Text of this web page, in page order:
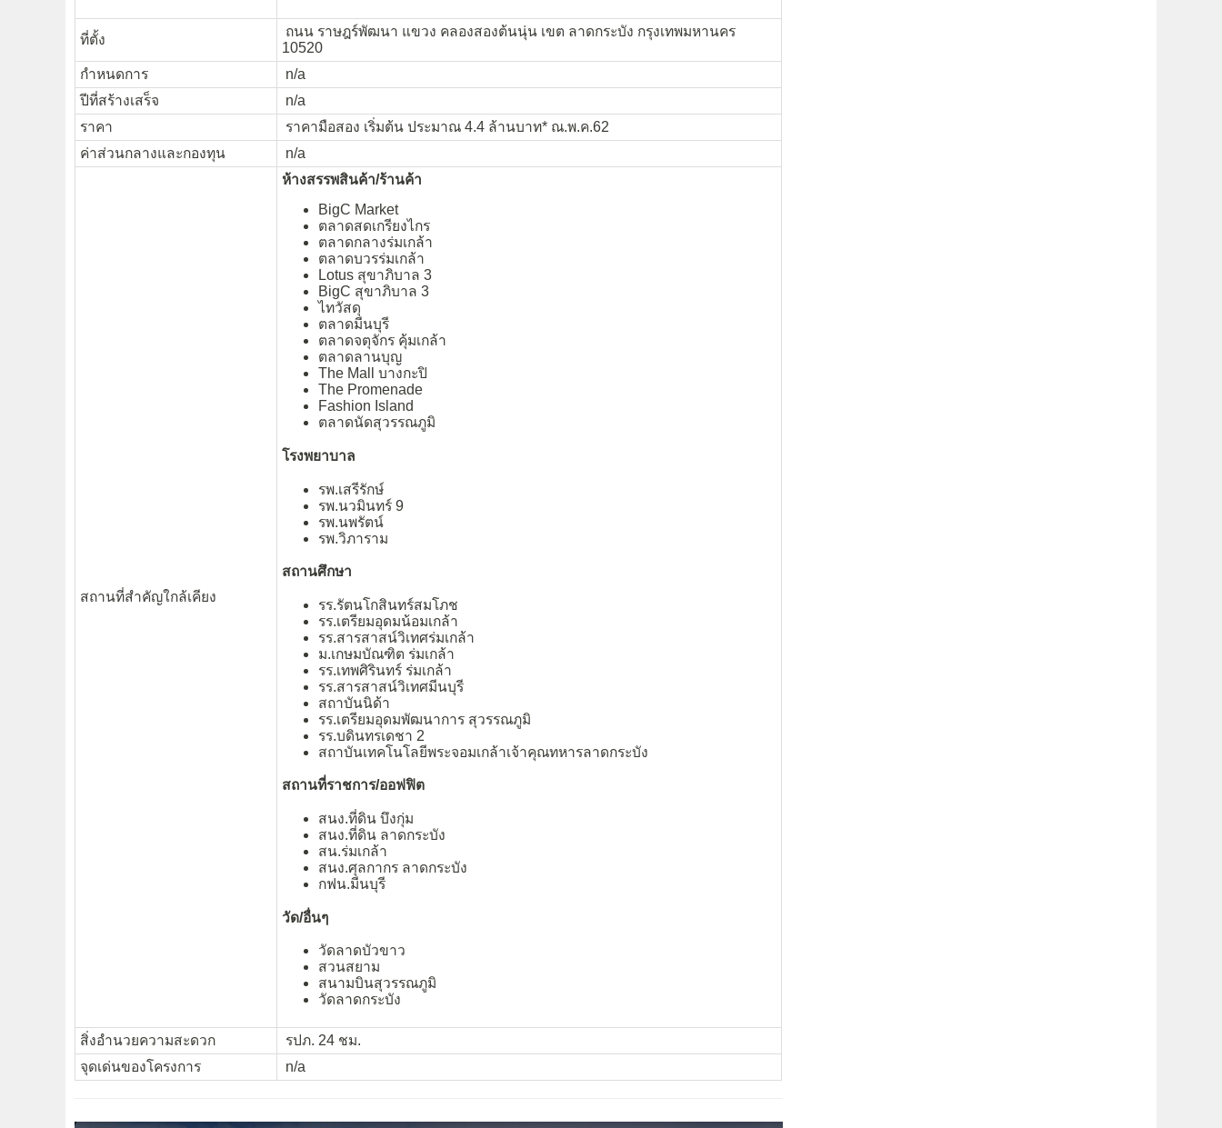
ที่ตั้ง
ถนน ราษฎร์พัฒนา แขวง คลองสองต้นนุ่น เขต ลาดกระบัง กรุงเทพมหานคร
10520
กำหนดการ
n/a
ปีที่สร้างเสร็จ
n/a
ราคา
ราคามือสอง เริ่มต้น ประมาณ 4.4 ล้านบาท* ณ.พ.ค.62
ค่าส่วนกลางและกองทุน
n/a
สถานที่สำคัญใกล้เคียง
ห้างสรรพสินค้า/ร้านค้า
BigC Market
ตลาดสดเกรียงไกร
ตลาดกลางร่มเกล้า
ตลาดบวรร่มเกล้า
Lotus สุขาภิบาล 3
BigC สุขาภิบาล 3
ไทวัสดุ
ตลาดมีนบุรี
ตลาดจตุจักร คุ้มเกล้า
ตลาดลานบุญ
The Mall บางกะปิ
The Promenade
Fashion Island
ตลาดนัดสุวรรณภูมิ
โรงพยาบาล
รพ.เสรีรักษ์
รพ.นวมินทร์ 9
รพ.นพรัตน์
รพ.วิภาราม
สถานศึกษา
รร.รัตนโกสินทร์สมโภช
รร.เตรียมอุดมน้อมเกล้า
รร.สารสาสน์วิเทศร่มเกล้า
ม.เกษมบัณฑิต ร่มเกล้า
รร.เทพศิรินทร์ ร่มเกล้า
รร.สารสาสน์วิเทศมีนบุรี
สถาบันนิด้า
รร.เตรียมอุดมพัฒนาการ สุวรรณภูมิ
รร.บดินทรเดชา 2
สถาบันเทคโนโลยีพระจอมเกล้าเจ้าคุณทหารลาดกระบัง
สถานที่ราชการ/ออฟฟิต
สนง.ที่ดิน บึงกุ่ม
สนง.ที่ดิน ลาดกระบัง
สน.ร่มเกล้า
สนง.ศุลกากร ลาดกระบัง
กฟน.มีนบุรี
วัด/อื่นๆ
วัดลาดบัวขาว
สวนสยาม
สนามบินสุวรรณภูมิ
วัดลาดกระบัง
สิ่งอำนวยความสะดวก
รปภ. 24 ชม.
จุดเด่นของโครงการ
n/a